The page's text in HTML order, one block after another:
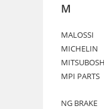
M
MALOSSI
MICHELIN
MPI PARTS
NG BRAKE